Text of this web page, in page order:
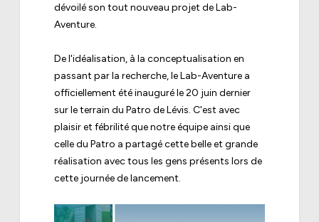
dévoilé son tout nouveau projet de Lab-
Aventure.
De l'idéalisation, à la conceptualisation en
passant par la recherche, le Lab-Aventure a
officiellement été inauguré le 20 juin dernier
sur le terrain du Patro de Lévis. C'est avec
plaisir et fébrilité que notre équipe ainsi que
celle du Patro a partagé cette belle et grande
réalisation avec tous les gens présents lors de
cette journée de lancement.